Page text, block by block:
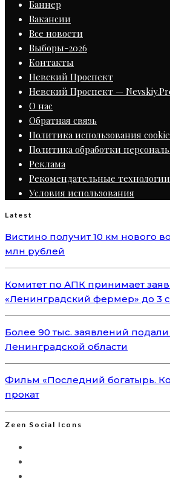
Баннер
Вакансии
Все новости
Выборы-2026
Контакты
Невский Проспект
Невский Проспект —
О нас
Обратная связь
Политика использования
Политика обработки
Реклама
Рекомендательные технологии
Условия использования
Latest
Вистино получит 10 км нового
млн рублей
Комитет по АПК принимает
«Ленинградский фермер» до 3
Более 90 тыс. заявлений
Ленинградской области
Фильм «Последний богатырь.
прокат
Zeen Social Icons